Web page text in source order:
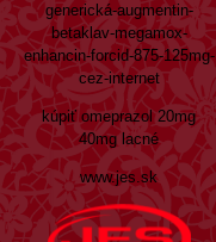
generická-augmentin-
betaklav-megamox-
enhancin-forcid-875-125mg-
cez-internet
kúpiť omeprazol 20mg
40mg lacné
www.jes.sk